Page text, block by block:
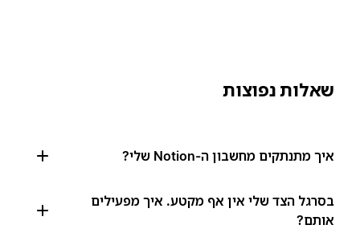
שאלות נפוצות
איך מתנתקים מחשבון ה-Notion שלי?
בסרגל הצד שלי אין אף מקטע. איך מפעילים
אותם?